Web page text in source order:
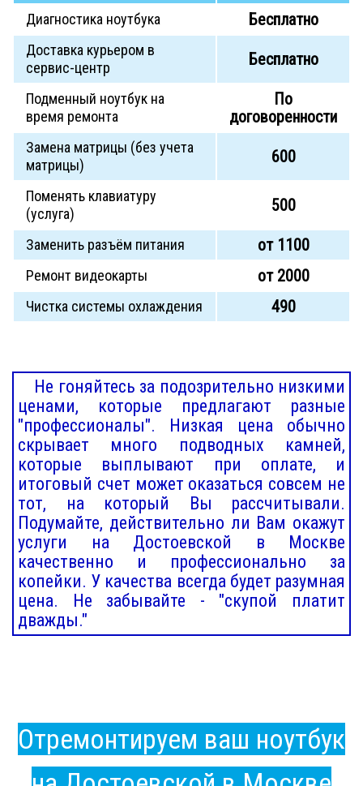
Диагностика ноутбука Бесплатно
Доставка курьером в
сервис-центр
Бесплатно
Подменный ноутбук на
время ремонта
По
договоренности
Замена матрицы (без учета
матрицы)
600
Поменять клавиатуру
(услуга)
500
Заменить разъём питания от 1100
Ремонт видеокарты от 2000
Чистка системы охлаждения 490
Не гоняйтесь за подозрительно низкими
ценами, которые предлагают разные
"профессионалы". Низкая цена обычно
скрывает много подводных камней,
которые выплывают при оплате, и
итоговый счет может оказаться совсем не
тот, на который Вы рассчитывали.
Подумайте, действительно ли Вам окажут
услуги на Достоевской в Москве
качественно и профессионально за
копейки. У качества всегда будет разумная
цена. Не забывайте - "скупой платит
дважды."
Отремонтируем ваш ноутбук